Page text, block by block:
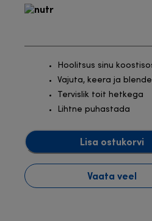
Hoolitsus sinu
Vajuta, keera ja
Tervislik toit hetkega
Lihtne puhastada
Lisa ostukorvi
Vaata veel